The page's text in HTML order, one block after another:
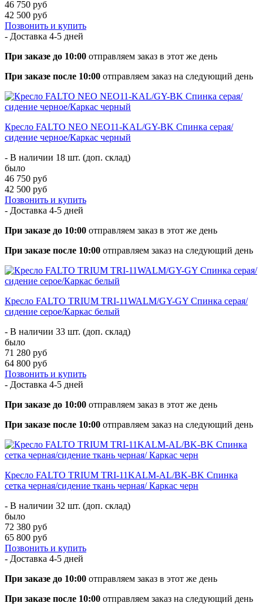
46 750 руб
42 500 руб
Позвонить и купить
- Доставка 4-5 дней
При заказе до 10:00 отправляем заказ в этот же день
При заказе после 10:00 отправляем заказ на следующий день
Кресло FALTO NEO NEO11-KAL/GY-BK Спинка серая/
сидение черное/Каркас черный
- В наличии 18 шт. (доп. склад)
было
46 750 руб
42 500 руб
Позвонить и купить
- Доставка 4-5 дней
При заказе до 10:00 отправляем заказ в этот же день
При заказе после 10:00 отправляем заказ на следующий день
Кресло FALTO TRIUM TRI-11WALM/GY-GY Спинка серая/
сидение серое/Каркас белый
- В наличии 33 шт. (доп. склад)
было
71 280 руб
64 800 руб
Позвонить и купить
- Доставка 4-5 дней
При заказе до 10:00 отправляем заказ в этот же день
При заказе после 10:00 отправляем заказ на следующий день
Кресло FALTO TRIUM TRI-11KALM-AL/BK-BK Спинка
сетка черная/сидение ткань черная/ Каркас черн
- В наличии 32 шт. (доп. склад)
было
72 380 руб
65 800 руб
Позвонить и купить
- Доставка 4-5 дней
При заказе до 10:00 отправляем заказ в этот же день
При заказе после 10:00 отправляем заказ на следующий день